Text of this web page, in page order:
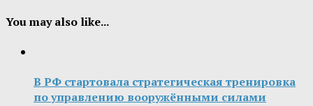
You may also like...
В РФ стартовала стратегическая тренировка
по управлению вооружёнными силами